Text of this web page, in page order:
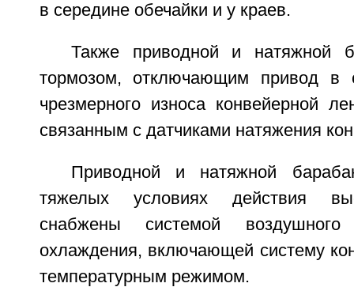
в середине обечайки и у краев.
Также приводной и натяжной
тормозом, отключающим привод в
чрезмерного износа конвейерной
связанным с датчиками натяжения
Приводной и натяжной
тяжелых условиях действия
снабжены системой
охлаждения, включающей систему
температурным режимом.